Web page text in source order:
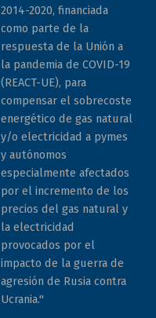
2014-2020, financiada
como parte de la
respuesta de la Unión a
la pandemia de COVID-19
(REACT-UE), para
compensar el sobrecoste
energético de gas natural
y/o electricidad a pymes
y autónomos
especialmente afectados
por el incremento de los
precios del gas natural y
la electricidad
provocados por el
impacto de la guerra de
agresión de Rusia contra
Ucrania."